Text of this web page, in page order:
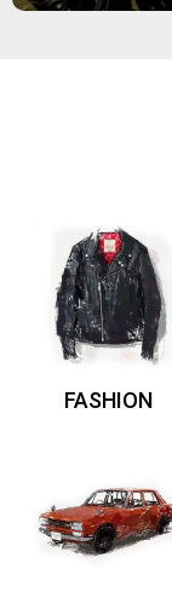
FASHION